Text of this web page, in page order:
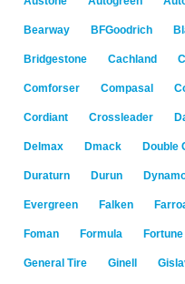
Bearway BFGoodrich
Bridgestone Cachland
Comforser Compasal
Cordiant Crossleader
Delmax Dmack Double
Duraturn Durun
Evergreen Falken
Foman Formula Fortune
General Tire Ginell